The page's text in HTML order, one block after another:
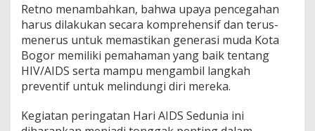
Retno menambahkan, bahwa upaya pencegahan
harus dilakukan secara komprehensif dan terus-
menerus untuk memastikan generasi muda Kota
Bogor memiliki pemahaman yang baik tentang
HIV/AIDS serta mampu mengambil langkah
preventif untuk melindungi diri mereka.
Kegiatan peringatan Hari AIDS Sedunia ini